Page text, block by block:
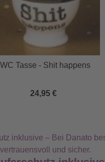
WC Tasse - Shit happens
24,95 €